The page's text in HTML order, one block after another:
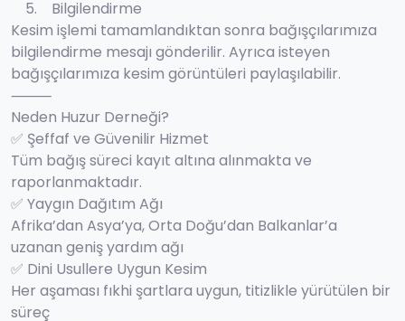
5. Bilgilendirme
Kesim işlemi tamamlandıktan sonra bağışçılarımıza
bilgilendirme mesajı gönderilir. Ayrıca isteyen
bağışçılarımıza kesim görüntüleri paylaşılabilir.
⸻
Neden Huzur Derneği?
✅ Şeffaf ve Güvenilir Hizmet
Tüm bağış süreci kayıt altına alınmakta ve
raporlanmaktadır.
✅ Yaygın Dağıtım Ağı
Afrika’dan Asya’ya, Orta Doğu’dan Balkanlar’a
uzanan geniş yardım ağı
✅ Dini Usullere Uygun Kesim
Her aşaması fıkhi şartlara uygun, titizlikle yürütülen bir
süreç